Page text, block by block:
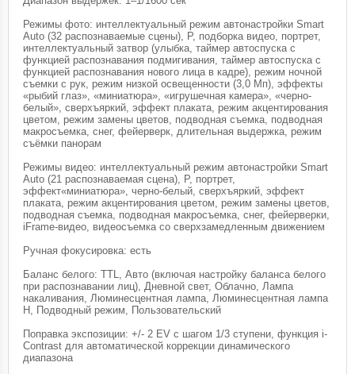
Режимы фото: интеллектуальный режим автонастройки Smart
Auto (32 распознаваемые сцены), P, подборка видео, портрет,
интеллектуальный затвор (улыбка, таймер автоспуска с
функцией распознавания подмигивания, таймер автоспуска с
функцией распознавания нового лица в кадре), режим ночной
съемки с рук, режим низкой освещенности (3,0 Мп), эффекты
«рыбий глаз», «миниатюра», «игрушечная камера», «черно-
белый», сверхъяркий, эффект плаката, режим акцентирования
цветом, режим замены цветов, подводная съемка, подводная
макросъемка, снег, фейерверк, длительная выдержка, режим
съёмки панорам
Режимы видео: интеллектуальный режим автонастройки Smart
Auto (21 распознаваемая сцена), P, портрет,
эффект«миниатюра», черно-белый, сверхъяркий, эффект
плаката, режим акцентирования цветом, режим замены цветов,
подводная съемка, подводная макросъемка, снег, фейерверки,
iFrame-видео, видеосъемка со сверхзамедленным движением
Ручная фокусировка: есть
Баланс белого: TTL, Авто (включая настройку баланса белого
при распознавании лиц), Дневной свет, Облачно, Лампа
накаливания, Люминесцентная лампа, Люминесцентная лампа
H, Подводный режим, Пользовательский
Поправка экспозиции: +/- 2 EV с шагом 1/3 ступени, функция i-
Contrast для автоматической коррекции динамического
диапазона